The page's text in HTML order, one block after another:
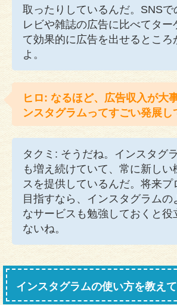
取ったりしているんだ。SNSで
レビや雑誌の広告に比べてター
て効果的に広告を出せるところ
よ。
ヒロ: なるほど、広告収入が大
ンスタグラムってすごい発展し
タクミ: そうだね。インスタグ
も増え続けていて、常に新しい
スを提供しているんだ。将来プ
目指すなら、インスタグラムの
なサービスも勉強しておくと役
ないね。
インスタグラムの使い方を教え